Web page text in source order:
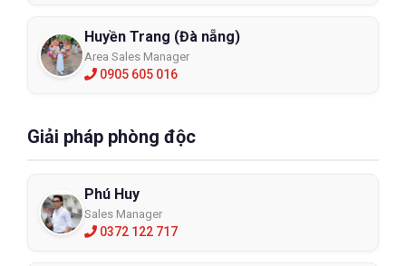
Huyền Trang (Đà nẵng)
Area Sales Manager
0905 605 016
Giải pháp phòng độc
Phú Huy
Sales Manager
0372 122 717